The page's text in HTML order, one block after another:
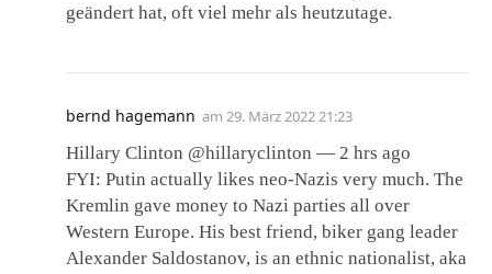
geändert hat, oft viel mehr als heutzutage.
bernd hagemann am 29. März 2022 21:23
Hillary Clinton @hillaryclinton — 2 hrs ago
FYI: Putin actually likes neo-Nazis very much. The
Kremlin gave money to Nazi parties all over
Western Europe. His best friend, biker gang leader
Alexander Saldostanov, is an ethnic nationalist, aka